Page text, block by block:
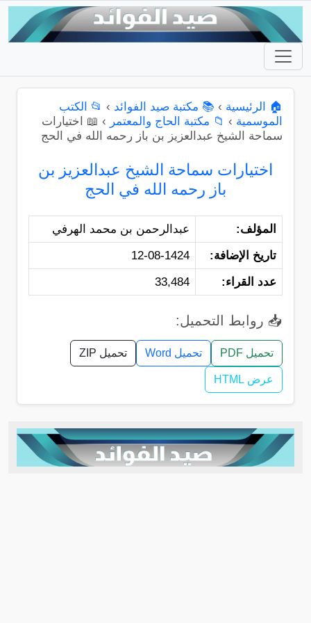
🏠 الرئيسية › 📚 مكتبة صيد الفوائد › 📂 الكتب
الموسمية › 📁 مكتبة الحاج والمعتمر › 📖 اختيارات
سماحة الشيخ عبدالعزيز بن باز رحمه الله في الحج
اختيارات سماحة الشيخ عبدالعزيز بن
باز رحمه الله في الحج
المؤلف:
عبدالرحمن بن محمد الهرفي
تاريخ الإضافة:
12-08-1424
عدد القراء:
33,484
📥 روابط التحميل:
تحميل PDF تحميل Word تحميل ZIP
عرض HTML